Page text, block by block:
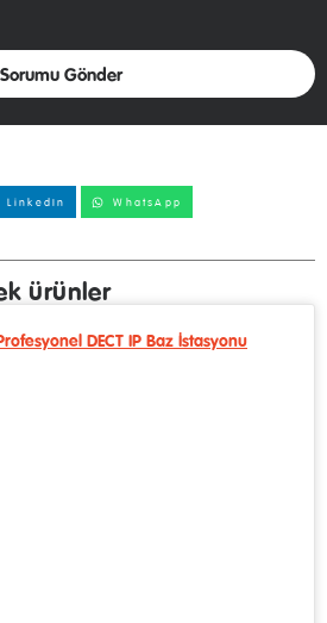
Sorumu Gönder
LinkedIn WhatsApp
ürünler